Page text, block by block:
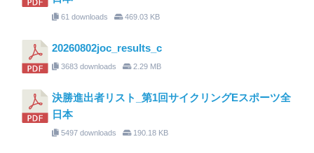
61 downloads 469.03 KB
20260802joc_results_c
3683 downloads 2.29 MB
決勝進出者リスト_第1回サイクリングEスポーツ全
日本
5497 downloads 190.18 KB